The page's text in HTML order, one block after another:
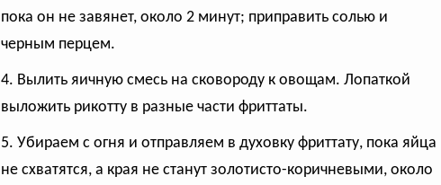
пока он не завянет, около 2 минут; приправить солью и
черным перцем.
4. Вылить яичную смесь на сковороду к овощам. Лопаткой
выложить рикотту в разные части фриттаты.
5. Убираем с огня и отправляем в духовку фриттату, пока яйца
не схватятся, а края не станут золотисто-коричневыми, около